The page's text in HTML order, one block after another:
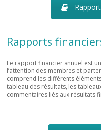
Rapports
Le rapport financier annuel est
l’attention des membres et
comprend les différents
tableau des résultats, les
commentaires liés aux résultats